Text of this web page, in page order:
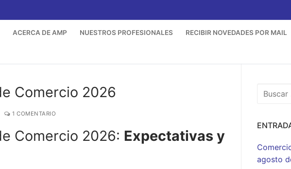
ACERCA DE AMP NUESTROS PROFESIONALES RECIBIR NOVEDADES POR MAIL
Comercio 2026
1 COMENTARIO
Comercio 2026: Expectativas y
Buscar:
agosto